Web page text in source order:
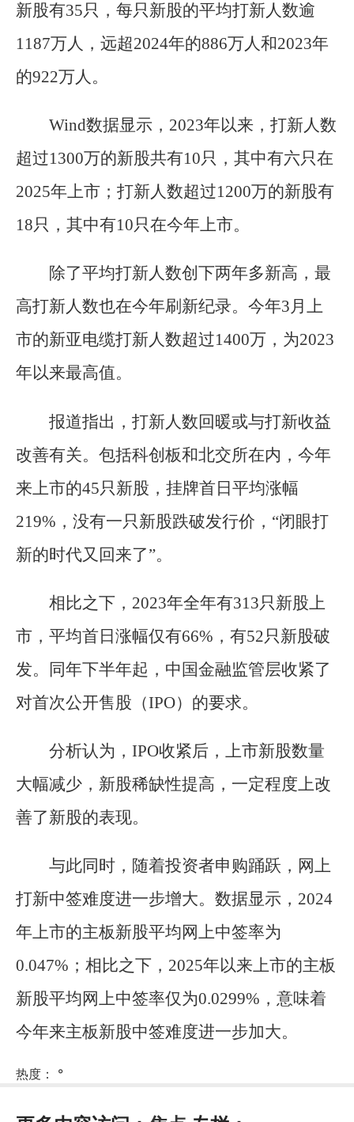
新股有35只，每只新股的平均打新人数逾
1187万人，远超2024年的886万人和2023年
的922万人。
Wind数据显示，2023年以来，打新人数
超过1300万的新股共有10只，其中有六只在
2025年上市；打新人数超过1200万的新股有
18只，其中有10只在今年上市。
除了平均打新人数创下两年多新高，最
高打新人数也在今年刷新纪录。今年3月上
市的新亚电缆打新人数超过1400万，为2023
年以来最高值。
报道指出，打新人数回暖或与打新收益
改善有关。包括科创板和北交所在内，今年
来上市的45只新股，挂牌首日平均涨幅
219%，没有一只新股跌破发行价，“闭眼打
新的时代又回来了”。
相比之下，2023年全年有313只新股上
市，平均首日涨幅仅有66%，有52只新股破
发。同年下半年起，中国金融监管层收紧了
对首次公开售股（IPO）的要求。
分析认为，IPO收紧后，上市新股数量
大幅减少，新股稀缺性提高，一定程度上改
善了新股的表现。
与此同时，随着投资者申购踊跃，网上
打新中签难度进一步增大。数据显示，2024
年上市的主板新股平均网上中签率为
0.047%；相比之下，2025年以来上市的主板
新股平均网上中签率仅为0.0299%，意味着
今年来主板新股中签难度进一步加大。
热度： °